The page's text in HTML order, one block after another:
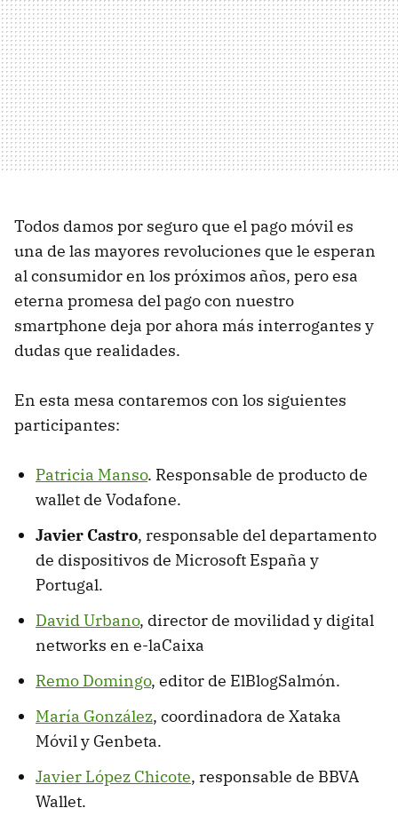
Todos damos por seguro que el pago móvil es
una de las mayores revoluciones que le esperan
al consumidor en los próximos años, pero esa
eterna promesa del pago con nuestro
smartphone deja por ahora más interrogantes y
dudas que realidades.
En esta mesa contaremos con los siguientes
participantes:
Patricia Manso. Responsable de producto de
wallet de Vodafone.
Javier Castro, responsable del departamento
de dispositivos de Microsoft España y
Portugal.
David Urbano, director de movilidad y digital
networks en e-laCaixa
Remo Domingo, editor de ElBlogSalmón.
María González, coordinadora de Xataka
Móvil y Genbeta.
Javier López Chicote, responsable de BBVA
Wallet.